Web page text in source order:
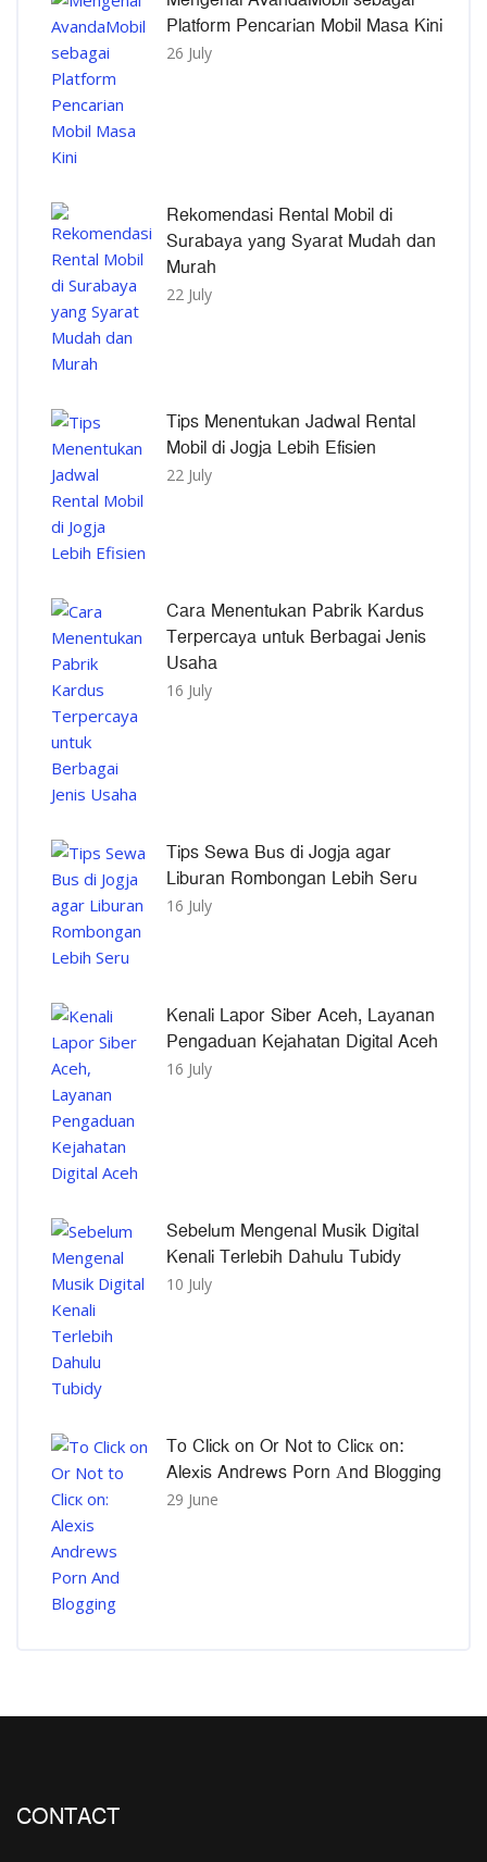
Platform Pencarian Mobil Masa Kini
26 July
Rekomendasi Rental Mobil di
Surabaya yang Syarat Mudah dan
Murah
22 July
Tips Menentukan Jadwal Rental
Mobil di Jogja Lebih Efisien
22 July
Cara Menentukan Pabrik Kardus
Terpercaya untuk Berbagai Jenis
Usaha
16 July
Tips Sewa Bus di Jogja agar
Liburan Rombongan Lebih Seru
16 July
Kenali Lapor Siber Aceh, Layanan
Pengaduan Kejahatan Digital Aceh
16 July
Sebelum Mengenal Musik Digital
Kenali Terlebih Dahulu Tubidy
10 July
To Click on Or Not to Clicк on:
Alexis Andrews Porn Αnd Blogging
29 June
CONTACT